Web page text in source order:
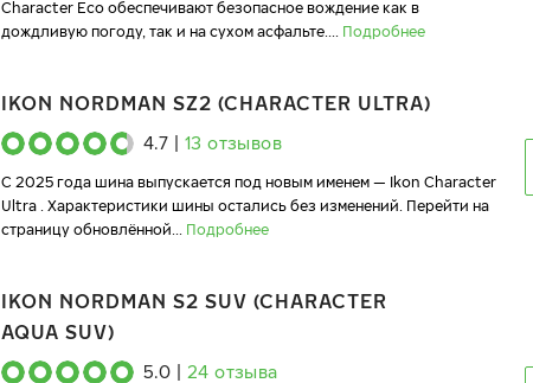
Character Eco обеспечивают безопасное вождение как в
дождливую погоду, так и на сухом асфальте.... Подробнее
IKON NORDMAN SZ2 (CHARACTER ULTRA)
4.7 13 отзывов
C 2025 года шина выпускается под новым именем — Ikon Character
Ultra . Характеристики шины остались без изменений. Перейти на
страницу обновлённой... Подробнее
IKON NORDMAN S2 SUV (CHARACTER
AQUA SUV)
5.0 24 отзыва